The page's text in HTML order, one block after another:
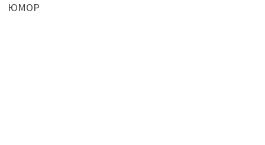
ЮМОР